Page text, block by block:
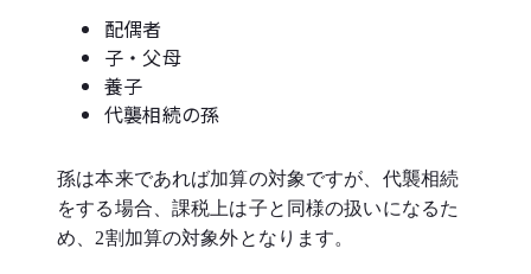
配偶者
子・父母
養子
代襲相続の孫
孫は本来であれば加算の対象ですが、代襲相続
をする場合、課税上は子と同様の扱いになるた
め、2割加算の対象外となります。